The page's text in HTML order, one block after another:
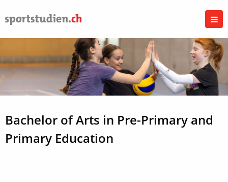
Bachelor of Arts in Pre-Primary and
Primary Education